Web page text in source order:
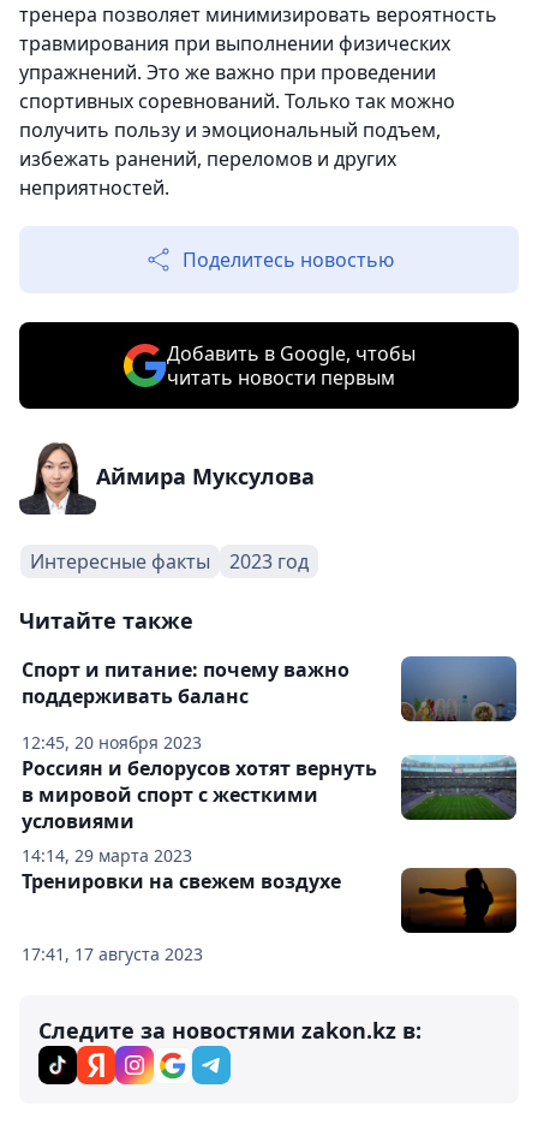
тренера позволяет минимизировать вероятность
травмирования при выполнении физических
упражнений. Это же важно при проведении
спортивных соревнований. Только так можно
получить пользу и эмоциональный подъем,
избежать ранений, переломов и других
неприятностей.
Поделитесь новостью
Добавить в Google, чтобы
читать новости первым
Аймира Муксулова
Интересные факты 2023 год
Читайте также
12:45, 20 ноября 2023
Спорт и питание: почему важно
поддерживать баланс
14:14, 29 марта 2023
Россиян и белорусов хотят вернуть
в мировой спорт с жесткими
условиями
17:41, 17 августа 2023
Тренировки на свежем воздухе
Следите за новостями zakon.kz в: